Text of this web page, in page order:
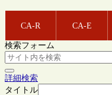
CA-R CA-E
検索フォーム
詳細検索
タイトル